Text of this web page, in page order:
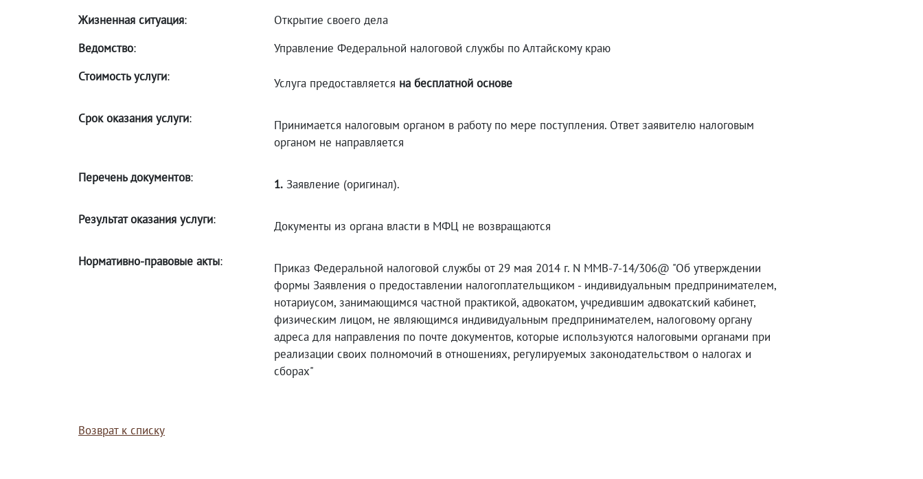
Жизненная ситуация:
Открытие своего дела
Ведомство:
Управление Федеральной налоговой службы по Алтайскому краю
Стоимость услуги: Услуга предоставляется на бесплатной основе
Срок оказания услуги:
Принимается налоговым органом в работу по мере поступления. Ответ заявителю налоговым
органом не направляется
Перечень документов: 1. Заявление (оригинал).
Результат оказания услуги: Документы из органа власти в МФЦ не возвращаются
Нормативно-правовые акты:
Приказ Федеральной налоговой службы от 29 мая 2014 г. N ММВ-7-14/306@ "Об утверждении
формы Заявления о предоставлении налогоплательщиком - индивидуальным предпринимателем,
нотариусом, занимающимся частной практикой, адвокатом, учредившим адвокатский кабинет,
физическим лицом, не являющимся индивидуальным предпринимателем, налоговому органу
адреса для направления по почте документов, которые используются налоговыми органами при
реализации своих полномочий в отношениях, регулируемых законодательством о налогах и
сборах"
Возврат к списку